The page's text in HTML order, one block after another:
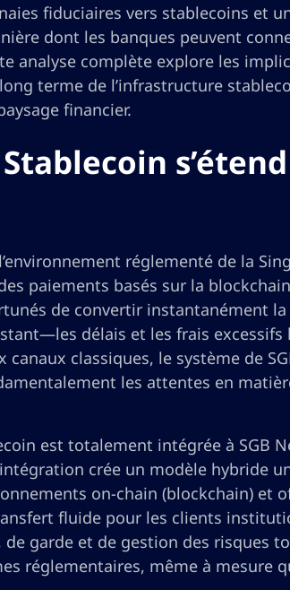
fiduciaires vers stablecoins et
dont les banques peuvent
analyse complète explore les
terme de l’infrastructure
financier.
réglementé de la
paiements basés sur la
de convertir instantanément
délais et les frais
classiques, le système de
les attentes en
est totalement intégrée à SGB
crée un modèle hybride
on-chain (blockchain) et
fluide pour les clients
garde et de gestion des risques
réglementaires, même à mesure